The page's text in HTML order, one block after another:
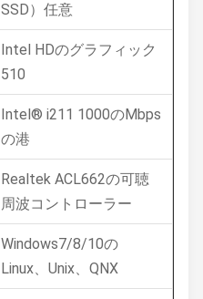
SSD）任意
Intel HDのグラフィック
510
Intel® i211 1000のMbps
の港
Realtek ACL662の可聴
周波コントローラー
Windows7/8/10の
Linux、Unix、QNX